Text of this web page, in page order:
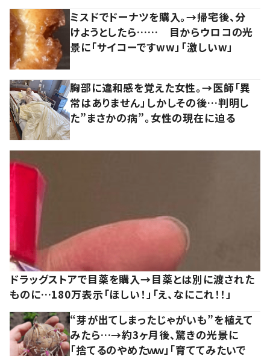
ミスドでドーナツを購入。→帰宅後、分
けようとしたら…… 目からウロコの光
景に「サイコーですww」「激しいw」
胸部に違和感を覚えた女性。→医師「異
常はありません」しかしその後…判明し
た”まさかの病”。女性の現在に迫る
ドラッグストアで目薬を購入→目薬とは別に渡された
ものに…180万表示「ほしい！」「え、なにこれ！！」
“芽が出てしまったじゃがいも”を植えて
みたら…→約3ヶ月後、驚きの光景に
「捨てるのやめたｗｗ」「育ててみたいで